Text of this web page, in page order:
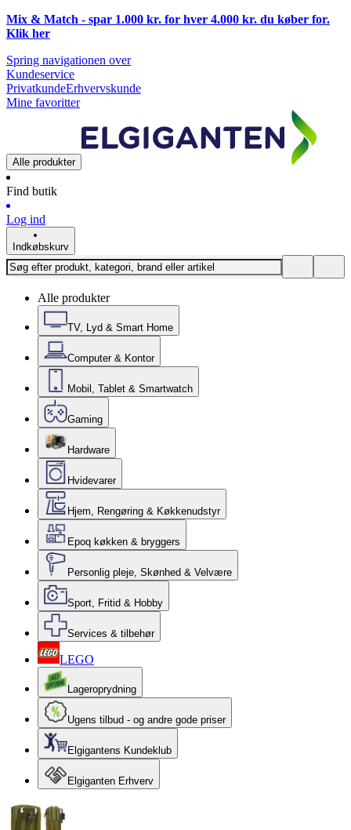
Mix & Match - spar 1.000 kr. for hver 4.000 kr. du køber for.
Klik her
Spring navigationen over
Kundeservice
PrivatkundeErhvervskunde
Mine favoritter
Alle produkter
Find butik
Log ind
Indkøbskurv
Alle produkter
TV, Lyd & Smart Home
Computer & Kontor
Mobil, Tablet & Smartwatch
Gaming
Hardware
Hvidevarer
Hjem, Rengøring & Køkkenudstyr
Epoq køkken & bryggers
Personlig pleje, Skønhed & Velvære
Sport, Fritid & Hobby
Services & tilbehør
LEGO
Lageroprydning
Ugens tilbud - og andre gode priser
Elgigantens Kundeklub
Elgiganten Erhverv